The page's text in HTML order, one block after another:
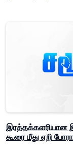
இரத்தக்களரியான
கூரை மீது ஏறி